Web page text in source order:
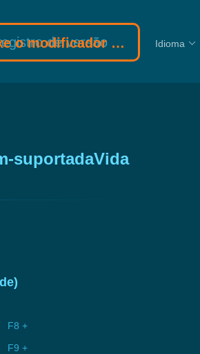
de versão
modificador Gamebuff Idioma
suportadaVida
F8 +
F9 +